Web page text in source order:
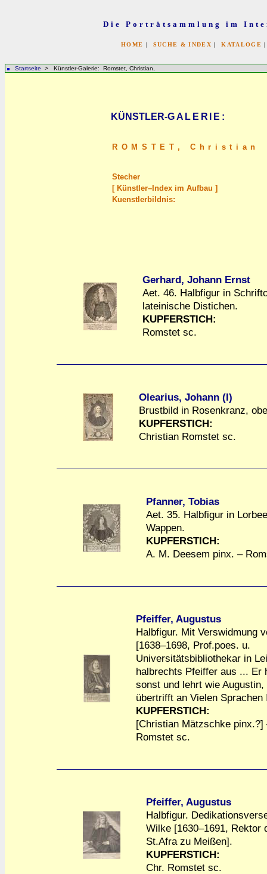
Die Porträtsammlung im
HOME | SUCHE & INDEX |KATALOGE
Startseite > Künstler-Galerie: Romstet, Christian,
KÜNSTLER-GALERIE :
ROMSTET, Christian
Stecher
[ Künstler–Index im Aufbau ]
Kuenstlerbildnis:
Gerhard, Johann Ernst
Aet. 46. Halbfigur in
lateinische Distichen.
KUPFERSTICH:
Romstet sc.
Olearius, Johann (I)
Brustbild in Rosenkranz,
KUPFERSTICH:
Christian Romstet sc.
Pfanner, Tobias
Aet. 35. Halbfigur in
Wappen.
KUPFERSTICH:
A. M. Deesem pinx. –
Pfeiffer, Augustus
Halbfigur. Mit Verswidmung
[1638–1698, Prof.poes. u.
Universitätsbibliothekar in
halbrechts Pfeiffer aus ... Er
sonst und lehrt wie
übertrifft an Vielen Sprachen
KUPFERSTICH:
[Christian Mätzschke pinx.?]
Romstet sc.
Pfeiffer, Augustus
Halbfigur.
Wilke [1630–1691, Rektor
St.Afra zu Meißen].
KUPFERSTICH:
Chr. Romstet sc.